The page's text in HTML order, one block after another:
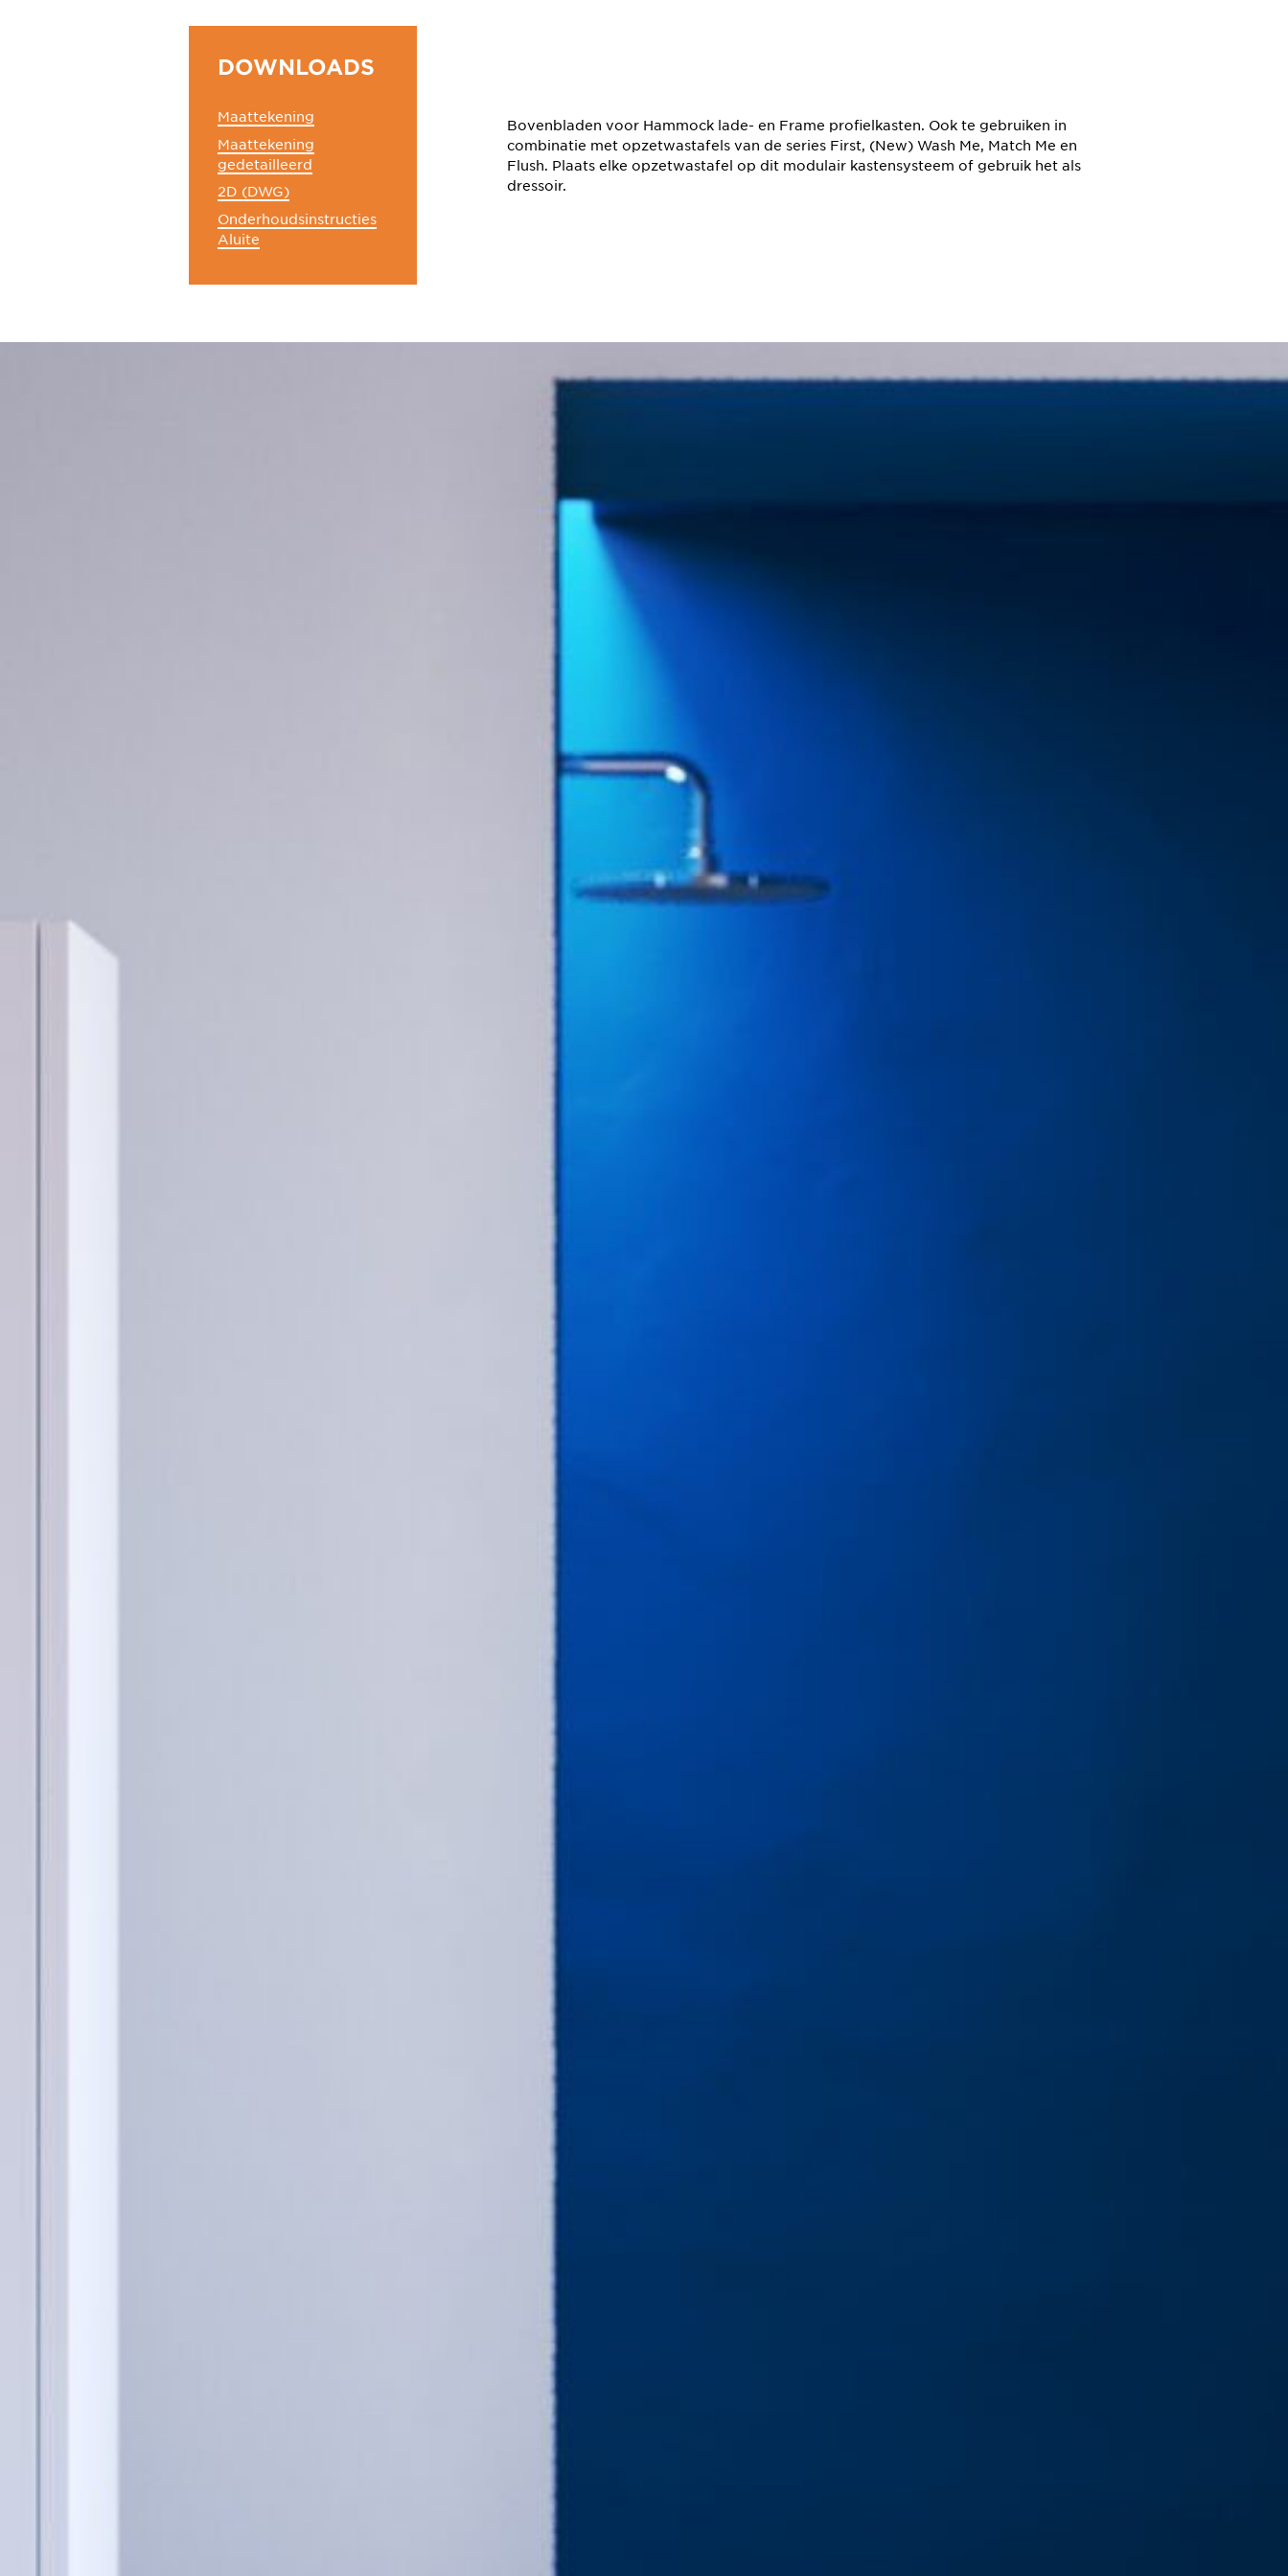
DOWNLOADS
Maattekening
Maattekening
gedetailleerd
2D (DWG)
Onderhoudsinstructies
Aluite
Bovenbladen voor Hammock lade- en Frame profielkasten. Ook te gebruiken in
combinatie met opzetwastafels van de series First, (New) Wash Me, Match Me en
Flush. Plaats elke opzetwastafel op dit modulair kastensysteem of gebruik het als
dressoir.